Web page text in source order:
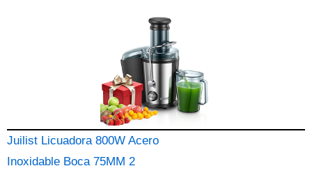
Juilist Licuadora 800W Acero
Inoxidable Boca 75MM 2